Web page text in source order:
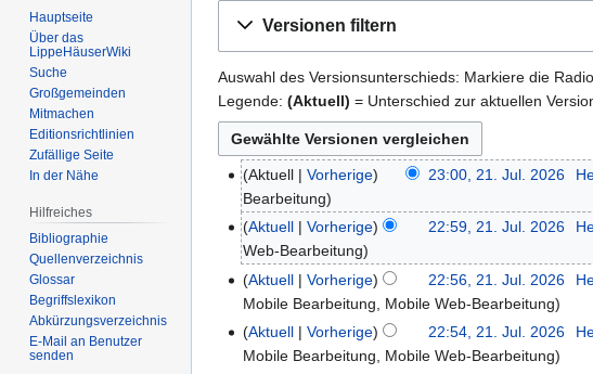
Navigation
Suche
Versionen filtern
Auswahl des Versionsunterschieds: Markiere die
Legende: (Aktuell) = Unterschied zur aktuellen
Aktuell Vorherige 23:00, 21. Jul. 2026
K
e
i
n
e
e
a
Bearbeitung
Aktuell
Vorherige 22:59, 21. Jul. 2026
Web-Bearbeitung
Aktuell
Vorherige 22:56, 21. Jul. 2026
Mobile Bearbeitung
Mobile Web-Bearbeitung
Aktuell
Vorherige 22:54, 21. Jul. 2026
Mobile Bearbeitung
Mobile Web-Bearbeitung
Hauptseite
Über das
LippeHäuserWiki
Suche
Großgemeinden
Mitmachen
Editionsrichtlinien
Zufällige Seite
In der Nähe
Hilfreiches
Bibliographie
Quellenverzeichnis
Glossar
Begriffslexikon
Abkürzungsverzeichnis
E-Mail an Benutzer
senden